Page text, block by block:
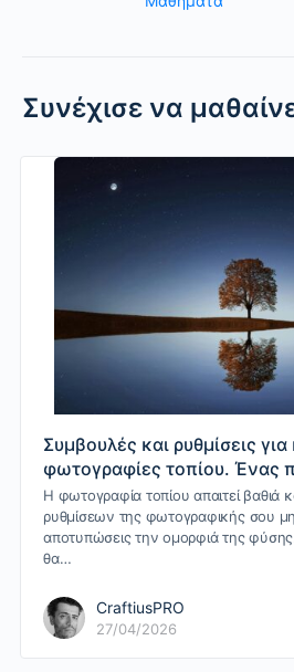
Συνέχισε να
Συμβουλές και ρυθμίσεις
φωτογραφίες τοπίου. Ένας
Η φωτογραφία τοπίου απαιτεί βαθιά
ρυθμίσεων της φωτογραφικής σου
αποτυπώσεις την ομορφιά της
θα…
CraftiusPRO
27/04/2026